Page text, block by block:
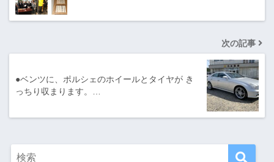
次の記事
●ベンツに、ポルシェのホイールとタイヤが き
っちり収まります。…